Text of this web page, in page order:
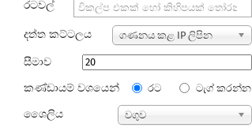
රටවල්
දත්ත කට්ටලය ගණනය කළ IP ලිපින
සීමාව
කණ්ඩායම් වශයෙන්
රට ටැග් කරන්න
ශෛලිය වගුව